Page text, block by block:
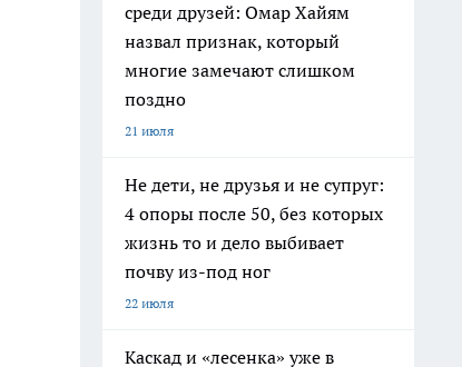
среди друзей: Омар Хайям
назвал признак, который
многие замечают слишком
поздно
21 июля
Не дети, не друзья и не супруг:
4 опоры после 50, без которых
жизнь то и дело выбивает
почву из-под ног
22 июля
Каскад и «лесенка» уже в